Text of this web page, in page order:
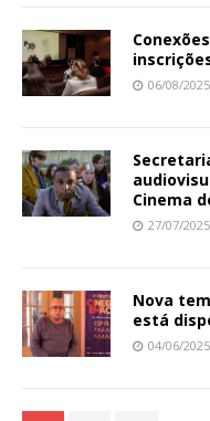
06/08/2025
Cinema
27/07/2025
Nova
está
04/06/2025